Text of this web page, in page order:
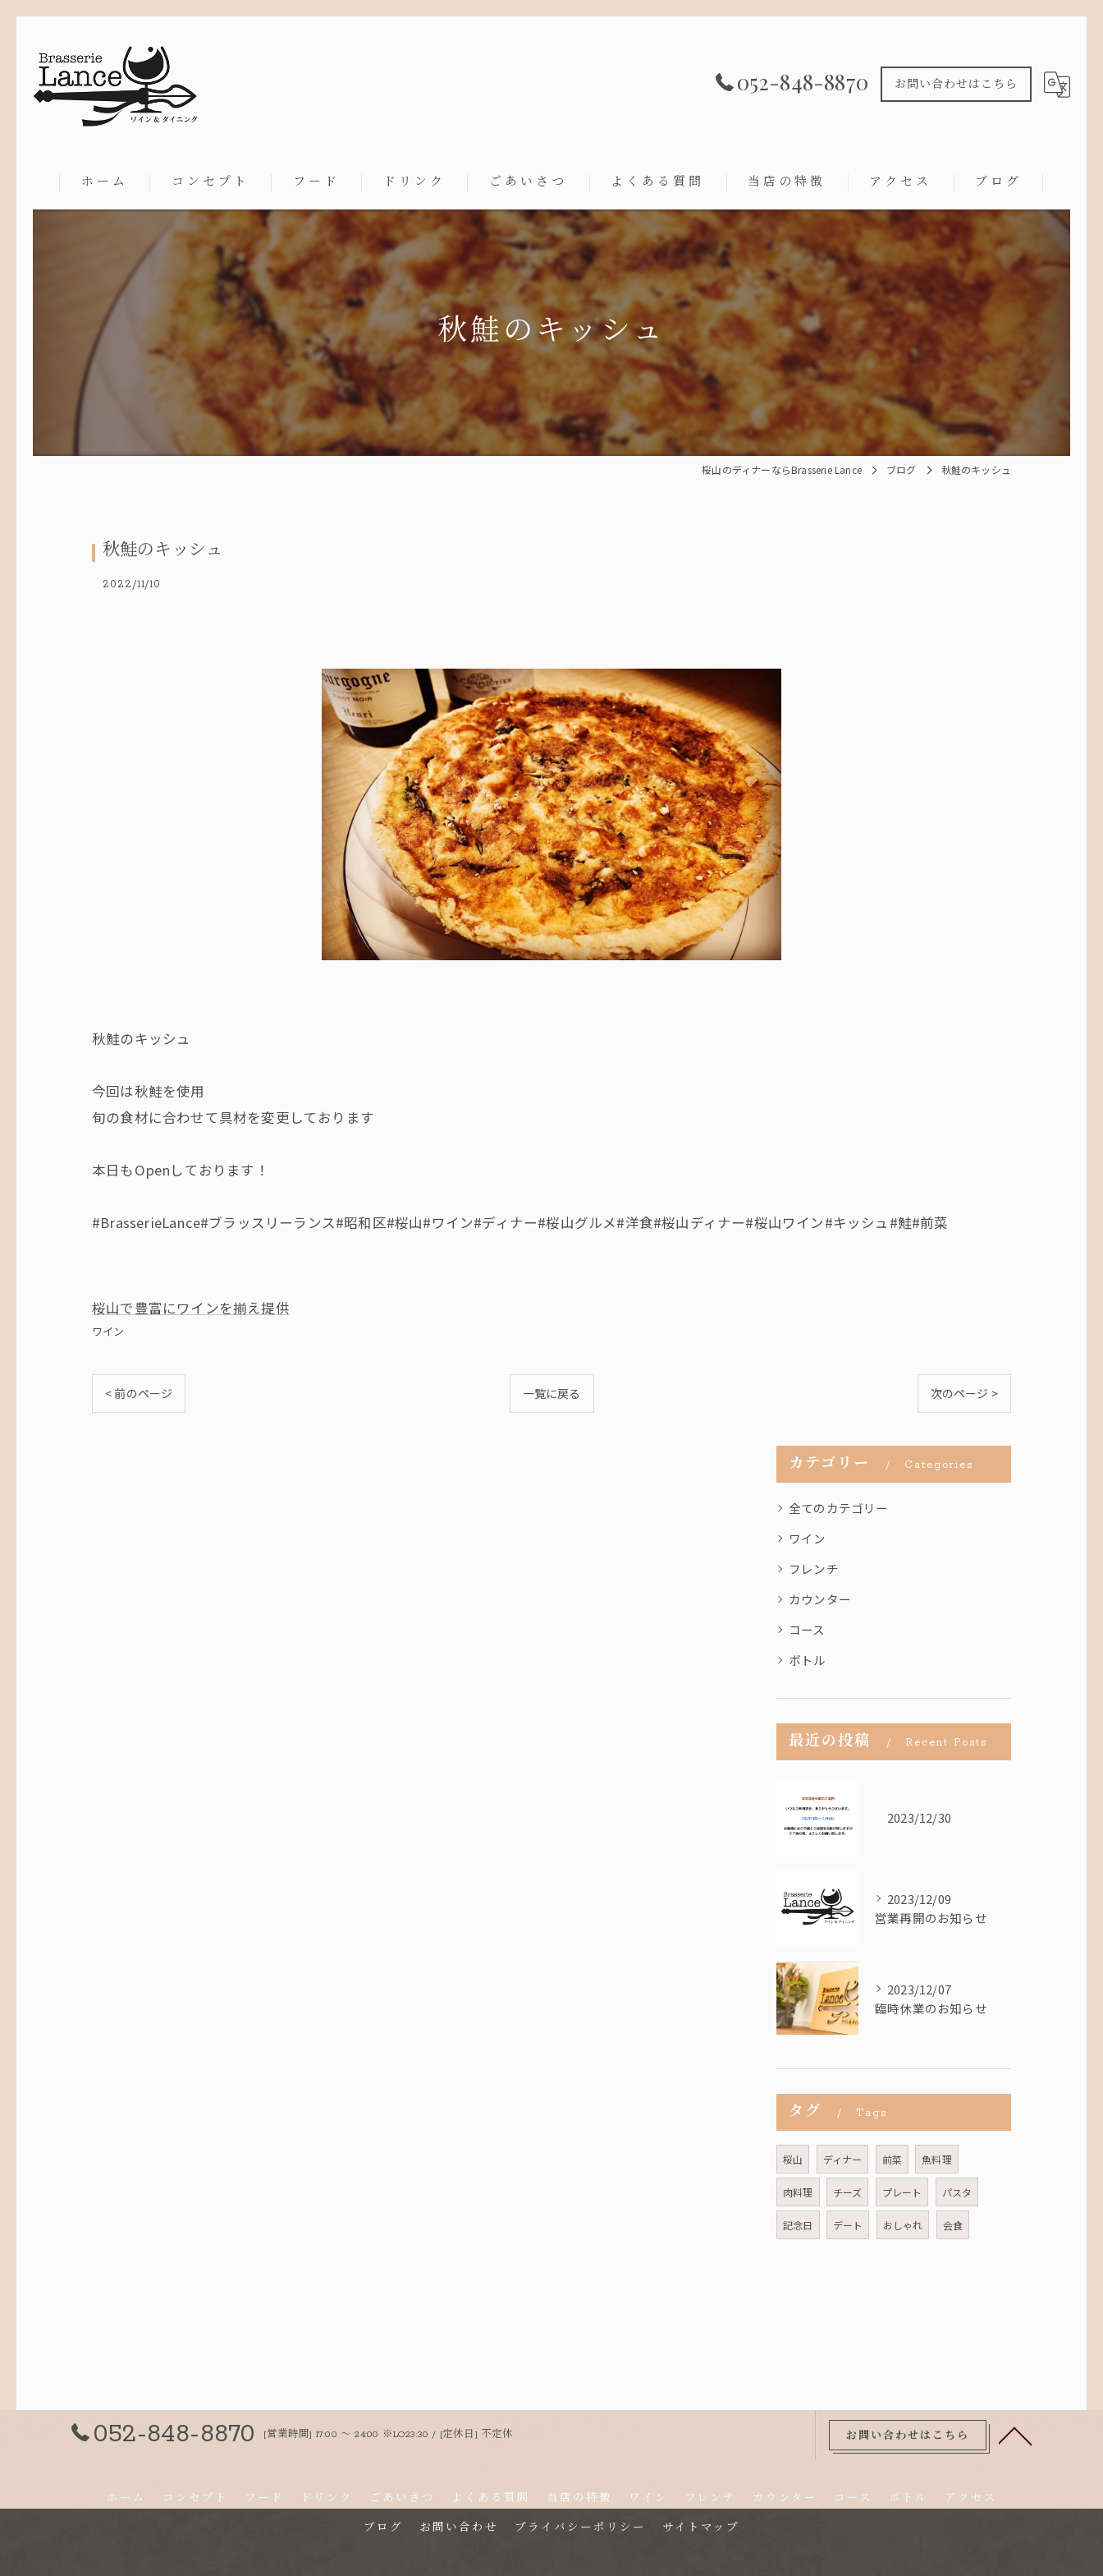
052-848-8870 お問い合わせはこちら
ホーム コンセプト フード ドリンク ごあいさつ よくある質問 当店の特徴
フレンチ
カウンター
コース
アクセス ブログ
秋鮭のキッシュ
桜山のディナーならBrasserie Lance ブログ 秋鮭のキッシュ
秋鮭のキッシュ
2022/11/10
秋鮭のキッシュ
今回は秋鮭を使用
旬の食材に合わせて具材を変更しております
本日もOpenしております！
#BrasserieLance#ブラッスリーランス#昭和区#桜山#ワイン#ディナー#桜山グルメ#洋食#桜山ディナー#桜山ワイン#キッシュ#鮭#前菜
桜山で豊富にワインを揃え提供
ワイン
< 前のページ 一覧に戻る 次のページ >
カテゴリー Categories
全てのカテゴリー
ワイン
フレンチ
カウンター
コース
ボトル
最近の投稿 Recent Posts
2023/12/30
2023/12/09
営業再開のお知らせ
2023/12/07
臨時休業のお知らせ
タグ Tags
桜山 ディナー 前菜 魚料理
肉料理 チーズ プレート パスタ
記念日 デート おしゃれ 会食
052-848-8870 [営業時間] 17:00 〜 24:00 ※LO23:30 / [定休日] 不定休 お問い合わせはこちら
ホーム コンセプト フード ドリンク ごあいさつ よくある質問 当店の特徴 ワイン フレンチ カウンター コース ボトル アクセス
ブログ お問い合わせ プライバシーポリシー サイトマップ